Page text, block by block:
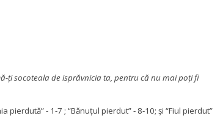
ţi socoteala de isprăvnicia ta, pentru că nu mai poţi fi
pierdută” - 1-7 ; “Bănuțul pierdut” - 8-10; și “Fiul pierdut”